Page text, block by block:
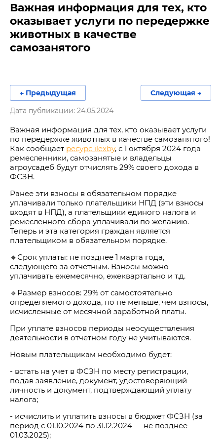
Важная информация для тех, кто
оказывает услуги по передержке
животных в качестве
самозанятого
← Предыдущая
Следующая →
Дата публикации: 24.05.2024
Важная информация для тех, кто оказывает услуги
по передержке животных в качестве самозанятого!
Как сообщает ресурс ilexby, с 1 октября 2024 года
ремесленники, самозанятые и владельцы
агроусадеб будут отчислять 29% своего дохода в
ФСЗН.
Ранее эти взносы в обязательном порядке
уплачивали только плательщики НПД (эти взносы
входят в НПД), а плательщики единого налога и
ремесленного сбора уплачивали по желанию.
Теперь и эта категория граждан является
плательщиком в обязательном порядке.
🔹Срок уплаты: не позднее 1 марта года,
следующего за отчетным. Взносы можно
уплачивать ежемесячно, ежеквартально и т.д.
🔹Размер взносов: 29% от самостоятельно
определяемого дохода, но не меньше, чем взносы,
исчисленные от месячной заработной платы.
При уплате взносов периоды неосуществления
деятельности в отчетном году не учитываются.
Новым плательщикам необходимо будет:
- встать на учет в ФСЗН по месту регистрации,
подав заявление, документ, удостоверяющий
личность и документ, подтверждающий уплату
налога;
- исчислить и уплатить взносы в бюджет ФСЗН (за
период с 01.10.2024 по 31.12.2024 — не позднее
01.03.2025);